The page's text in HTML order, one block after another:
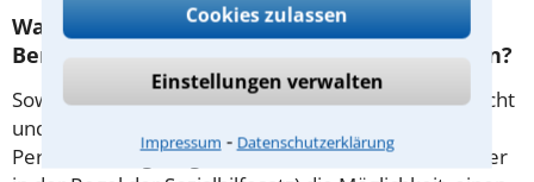
Cookies zulassen
Einstellungen verwalten
Impressum ⁃ Datenschutzerklärung
Was tun wenn ich mir keinen Anwalt für
Berufsunfähigkeitsversicherung leisten kann?
Soweit die Rechtsangelegenheit noch nicht vor Gericht
und eine Rechtsberatung notwendig ist, haben
Personen mit geringem Einkommen (Maßstab ist hier